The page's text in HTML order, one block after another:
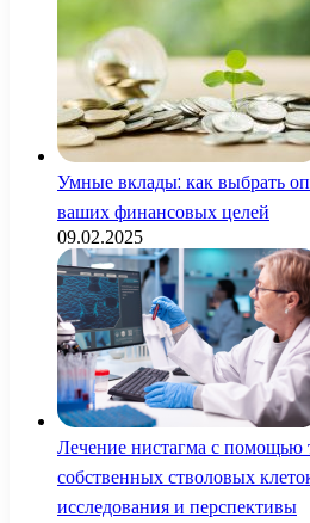
Умные вклады: как выбрать
ваших финансовых целей
09.02.2025
Лечение нистагма с помощью
собственных стволовых
исследования и перспективы